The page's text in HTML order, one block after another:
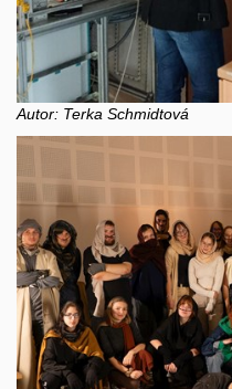
Autor: Terka Schmidtová